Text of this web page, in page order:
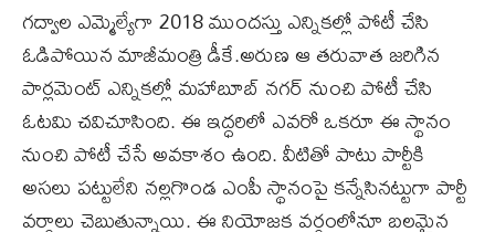
గద్వాల ఎమ్మెల్యేగా 2018 ముందస్తు ఎన్నికల్లో పోటీ చేసి
ఓడిపోయిన మాజీమంత్రి డీకే.అరుణ ఆ తరువాత జరిగిన
పార్లమెంట్‌ ఎన్నికల్లో మహాబూబ్‌ నగర్‌ నుంచి పోటీ చేసి
ఓటమి చవిచూసింది. ఈ ఇద్ధరిలో ఎవరో ఒకరూ ఈ స్థానం
నుంచి పోటీ చేసే అవకాశం ఉంది. వీటితో పాటు పార్టీకి
అస‌లు ప‌ట్టులేని న‌ల్లగొండ ఎంపీ స్థానంపై క‌న్నేసిన‌ట్టుగా పార్టీ
వర్గాలు చెబుతున్నాయి. ఈ నియోజ‌క వ‌ర్గంలోనూ బల‌మైన